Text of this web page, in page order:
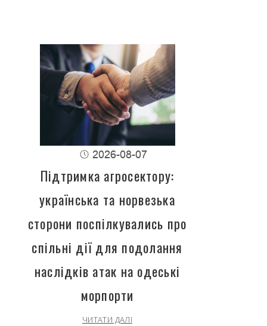
2026-08-07
Підтримка агросектору:
українська та норвезька
сторони поспілкувались про
спільні дії для подолання
наслідків атак на одеські
морпорти
ЧИТАТИ ДАЛІ